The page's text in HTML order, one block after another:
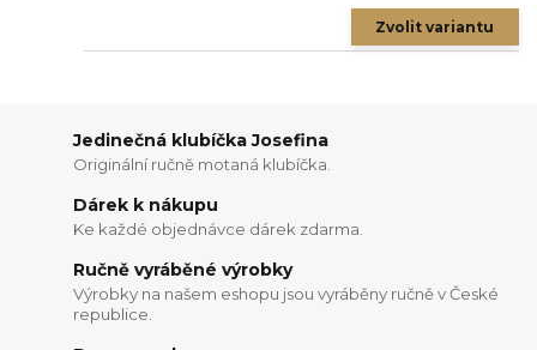
Zvolit variantu
Jedinečná klubíčka Josefina
Originální ručně motaná klubíčka.
Dárek k nákupu
Ke každé objednávce dárek zdarma.
Ručně vyráběné výrobky
Výrobky na našem eshopu jsou vyráběny ručně v České
republice.